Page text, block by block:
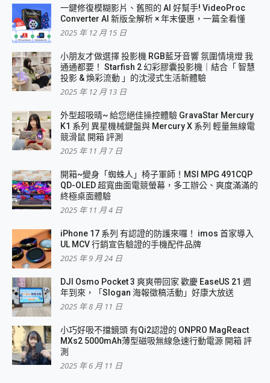
一鍵修復模糊影片、舊照的 AI 好幫手! VideoProc
Converter AI 新版全解析 × 年末優惠，一篇全看懂
2025 年 12 月 15 日
小朋友才做選擇 投影機 RGB藍牙音響 氛圍情境燈 我
通通都要！ Starfish 2 幻彩膠囊投影機｜結合「 智慧
投影 & 煥彩流動 」的沈浸式生活新體驗
2025 年 12 月 13 日
外型超吸晴~ 給您絕佳操控體驗 GravaStar Mercury
K1 系列 異星機械鍵盤與 Mercury X 系列 輕量無線電
競滑鼠 開箱 評測
2025 年 11 月 7 日
開箱~變身「蜘蛛人」椅子軍師！MSI MPG 491CQP
QD-OLED 超寬曲面電競螢幕，多工辦公、爽度滿滿的
終極桌面體驗
2025 年 11 月 4 日
iPhone 17 系列 有認證的防護來囉！ imos 首家導入
UL MCV 行銷宣告驗證的手機配件品牌
2025 年 9 月 24 日
DJI Osmo Pocket 3 爽爽帶回家 歡慶 EaseUS 21 週
年到來，「Slogan 海報徵稿活動」好康大放送
2025 年 8 月 11 日
小巧好吸不擋鏡頭 有Qi2認證的 ONPRO MagReact
MXs2 5000mAh薄型磁吸無線急速行動電源 開箱 評
測
2025 年 6 月 11 日